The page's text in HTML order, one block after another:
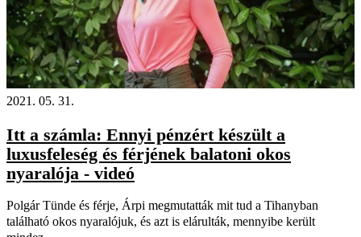
2021. 05. 31.
Itt a számla: Ennyi pénzért készült a
luxusfeleség és férjének balatoni okos
nyaralója - videó
Polgár Tünde és férje, Árpi megmutatták mit tud a Tihanyban
található okos nyaralójuk, és azt is elárulták, mennyibe került